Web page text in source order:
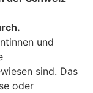
und
sind. Das
oder